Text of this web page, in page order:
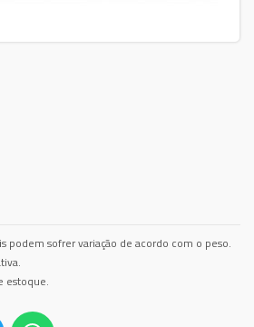
podem sofrer variação de acordo com o peso.
estoque.